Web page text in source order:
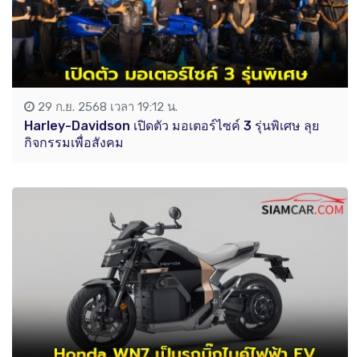
29 ก.ย. 2568 เวลา 19:12 น.
Harley-Davidson เปิดตัว มอเตอร์ไซค์ 3 รุ่นพิเศษ ลุย
กิจกรรมเพื่อสังคม